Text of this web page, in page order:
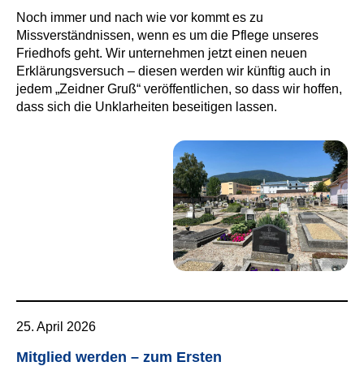
Noch immer und nach wie vor kommt es zu
Missverständnissen, wenn es um die Pflege unseres
Friedhofs geht. Wir unternehmen jetzt einen neuen
Erklärungsversuch – diesen werden wir künftig auch in
jedem „Zeidner Gruß“ veröffentlichen, so dass wir hoffen,
dass sich die Unklarheiten beseitigen lassen.
25. April 2026
Mitglied werden – zum Ersten